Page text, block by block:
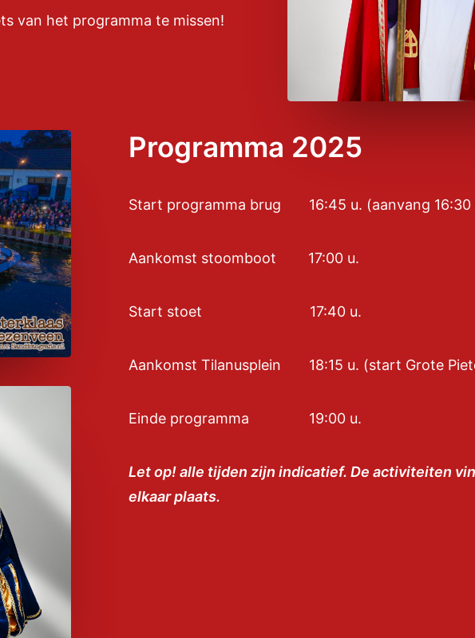
van het programma te missen!
Programma 2025
Start programma brug 16:45 u. (aanvang 16:30
Aankomst stoomboot 17:00 u.
Start stoet 17:40 u.
Aankomst Tilanusplein 18:15 u. (start Grote
Einde programma 19:00 u.
Let op! alle tijden zijn indicatief. De activiteiten
elkaar plaats.